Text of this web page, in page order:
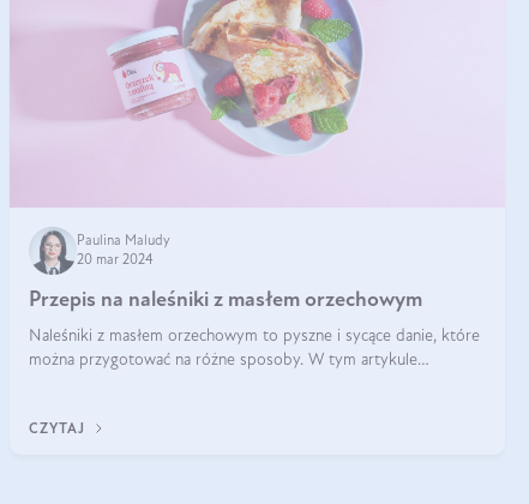
Paulina Maludy
20 mar 2024
Przepis na naleśniki z masłem orzechowym
Naleśniki z masłem orzechowym to pyszne i sycące danie, które
można przygotować na różne sposoby. W tym artykule
CZYTAJ